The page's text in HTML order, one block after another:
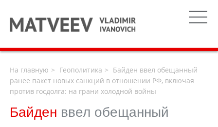
На главную Геополитика
Байден ввел обещанный
ранее пакет новых санкций в отношении РФ, включая
против госдолга: на грани холодной войны
Байден ввел обещанный